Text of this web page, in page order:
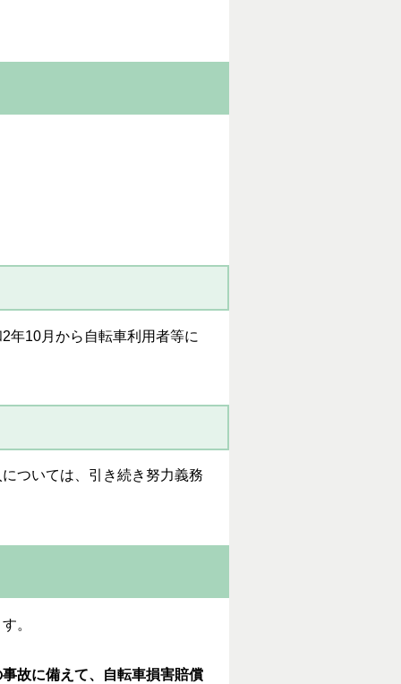
年10月から自転車利用者等に
ついては、引き続き努力義務
。
故に備えて、自転車損害賠償